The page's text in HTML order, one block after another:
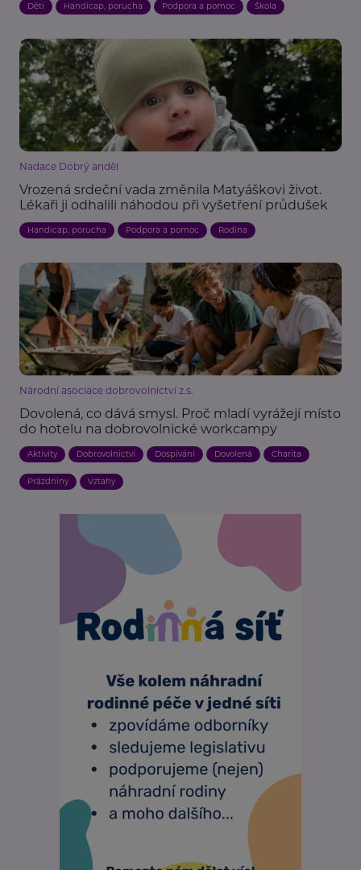
Děti Handicap, porucha Podpora a pomoc Škola
Nadace Dobrý anděl
Vrozená srdeční vada změnila Matyáškovi život.
Lékaři ji odhalili náhodou při vyšetření průdušek
Handicap, porucha Podpora a pomoc Rodina
Národní asociace dobrovolnictví z.s.
Dovolená, co dává smysl. Proč mladí vyrážejí místo
do hotelu na dobrovolnické workcampy
Aktivity Dobrovolnictví Dospívání Dovolená Charita
Prázdniny Vztahy